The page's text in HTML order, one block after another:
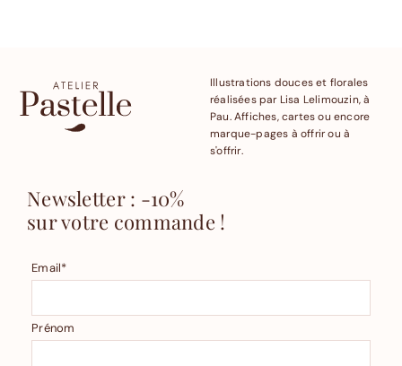
Illustrations douces et florales
réalisées par Lisa Lelimouzin, à
Pau. Affiches, cartes ou encore
marque-pages à offrir ou à
s'offrir.
Newsletter : -10%
sur votre commande !
Email*
Prénom